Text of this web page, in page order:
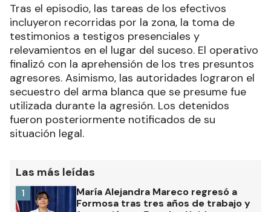
Tras el episodio, las tareas de los efectivos
incluyeron recorridas por la zona, la toma de
testimonios a testigos presenciales y
relevamientos en el lugar del suceso. El operativo
finalizó con la aprehensión de los tres presuntos
agresores. Asimismo, las autoridades lograron el
secuestro del arma blanca que se presume fue
utilizada durante la agresión. Los detenidos
fueron posteriormente notificados de su
situación legal.
Las más leídas
María Alejandra Mareco regresó a
Formosa tras tres años de trabajo y
1